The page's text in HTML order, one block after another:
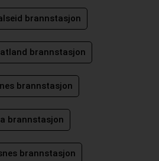
brannstasjon
brannstasjon
brannstasjon
brannstasjon
brannstasjon